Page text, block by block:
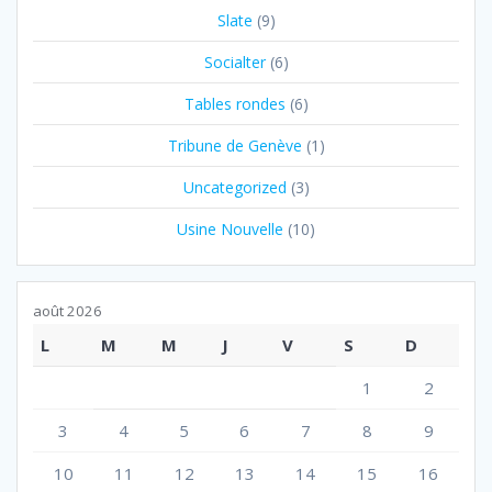
Slate (9)
Socialter(6)
Tables rondes (6)
Tribune de Genève (1)
Uncategorized (3)
Usine Nouvelle (10)
août 2026
L M M J V S
D
1
2
3
4 5 6 7 8
9
10
11 12 13 14 15 16